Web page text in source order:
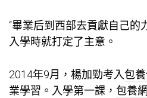
“畢業后到西部去貢獻自己的
入學時就打定了主意。
2014年9月，楊加勁考入包
業學習。入學第一課， 包養網